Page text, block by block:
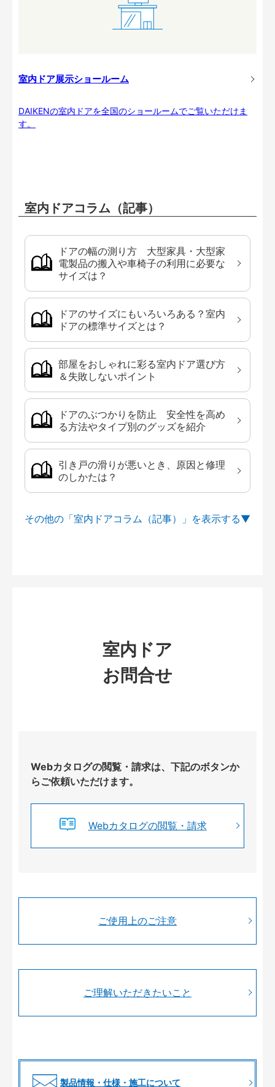
室内ドア展示ショールーム
DAIKENの室内ドアを全国のショールームでご覧いただけま
す。
室内ドアコラム（記事）
ドアの幅の測り方 大型家具・大型家
電製品の搬入や車椅子の利用に必要な
サイズは？
ドアのサイズにもいろいろある？室内
ドアの標準サイズとは？
部屋をおしゃれに彩る室内ドア選び方
＆失敗しないポイント
ドアのぶつかりを防止 安全性を高め
る方法やタイプ別のグッズを紹介
引き戸の滑りが悪いとき、原因と修理
のしかたは？
その他の「室内ドアコラム（記事）」を
室内ドア
お問合せ
Webカタログの閲覧・請求は、下記のボタンか
らご依頼いただけます。
Webカタログの閲覧・請求
ご使用上のご注意
ご理解いただきたいこと
製品情報・仕様・施工について